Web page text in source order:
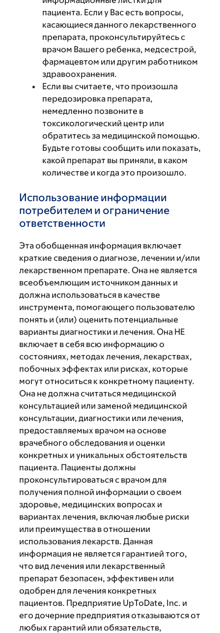
пациента. Если у Вас есть вопросы,
касающиеся данного лекарственного
препарата, проконсультируйтесь с
врачом Вашего ребенка, медсестрой,
фармацевтом или другим работником
здравоохранения.
Если вы считаете, что произошла
передозировка препарата,
немедленно позвоните в
токсикологический центр или
обратитесь за медицинской помощью.
Будьте готовы сообщить или показать,
какой препарат вы приняли, в каком
количестве и когда это произошло.
Использование информации
потребителем и ограничение
ответственности
Эта обобщенная информация включает
краткие сведения о диагнозе, лечении и/или
лекарственном препарате. Она не является
всеобъемлющим источником данных и
должна использоваться в качестве
инструмента, помогающего пользователю
понять и (или) оценить потенциальные
варианты диагностики и лечения. Она НЕ
включает в себя всю информацию о
состояниях, методах лечения, лекарствах,
побочных эффектах или рисках, которые
могут относиться к конкретному пациенту.
Она не должна считаться медицинской
консультацией или заменой медицинской
консультации, диагностики или лечения,
предоставляемых врачом на основе
врачебного обследования и оценки
конкретных и уникальных обстоятельств
пациента. Пациенты должны
проконсультироваться с врачом для
получения полной информации о своем
здоровье, медицинских вопросах и
вариантах лечения, включая любые риски
или преимущества в отношении
использования лекарств. Данная
информация не является гарантией того,
что вид лечения или лекарственный
препарат безопасен, эффективен или
одобрен для лечения конкретных
пациентов. Предприятие UpToDate, Inc. и
его дочерние предприятия отказываются от
любых гарантий или обязательств,